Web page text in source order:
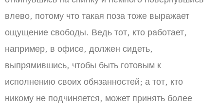
влево, потому что такая поза тоже выражает
ощущение свободы. Ведь тот, кто работает,
например, в офисе, должен сидеть,
выпрямившись, чтобы быть готовым к
исполнению своих обязанностей; а тот, кто
никому не подчиняется, может принять более